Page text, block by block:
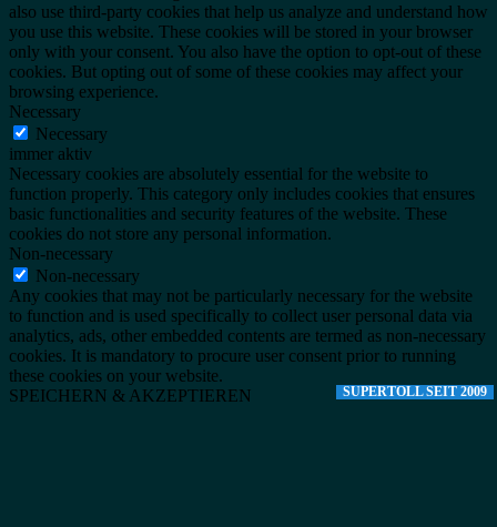
SUPERTOLL SEIT 2009
also use third-party cookies that help us analyze and understand how
you use this website. These cookies will be stored in your browser
only with your consent. You also have the option to opt-out of these
cookies. But opting out of some of these cookies may affect your
browsing experience.
Necessary
Necessary
immer aktiv
Necessary cookies are absolutely essential for the website to
function properly. This category only includes cookies that ensures
basic functionalities and security features of the website. These
cookies do not store any personal information.
Non-necessary
Non-necessary
Any cookies that may not be particularly necessary for the website
to function and is used specifically to collect user personal data via
analytics, ads, other embedded contents are termed as non-necessary
cookies. It is mandatory to procure user consent prior to running
these cookies on your website.
SPEICHERN & AKZEPTIEREN